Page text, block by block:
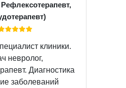
клиники.
невролог,
Диагностика
заболеваний